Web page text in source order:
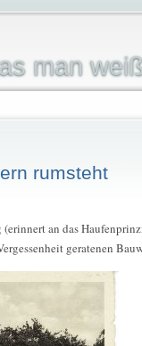
man
rumsteht
an das
geratenen